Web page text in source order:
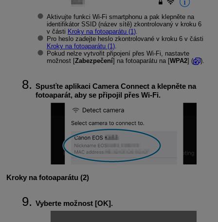
Aktivujte funkci Wi-Fi smartphonu a pak klepněte na
identifikátor SSID (název sítě) zkontrolovaný v kroku 6
v části Kroky na fotoaparátu (1).
Pro heslo zadejte heslo zkontrolované v kroku 6 v části
Kroky na fotoaparátu (1).
Pokud nelze vytvořit připojení přes Wi-Fi , nastavte
možnost [Zabezpečení] na fotoaparátu na [WPA2] ( ).
Spusťte aplikaci Camera Connect a klepněte na
fotoaparát, aby se připojil přes Wi-Fi.
Kroky na fotoaparátu (2)
Vyberte možnost [OK].